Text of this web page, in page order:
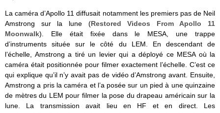
La caméra d’Apollo 11 diffusait notamment les premiers pas de Neil
Amstrong sur la lune (Restored Videos From Apollo 11
Moonwalk). Elle était fixée dans le MESA, une trappe
d’instruments située sur le côté du LEM. En descendant de
l’échelle, Amstrong a tiré un levier qui a déployé ce MESA où la
caméra était positionnée pour filmer exactement l’échelle. C’est ce
qui explique qu’il n’y avait pas de vidéo d’Amstrong avant. Ensuite,
Amstrong a pris la caméra et l’a posée sur un pied à une quinzaine
de mètres du LEM pour filmer la pose du drapeau américain sur la
lune. La transmission avait lieu en HF et en direct. Les